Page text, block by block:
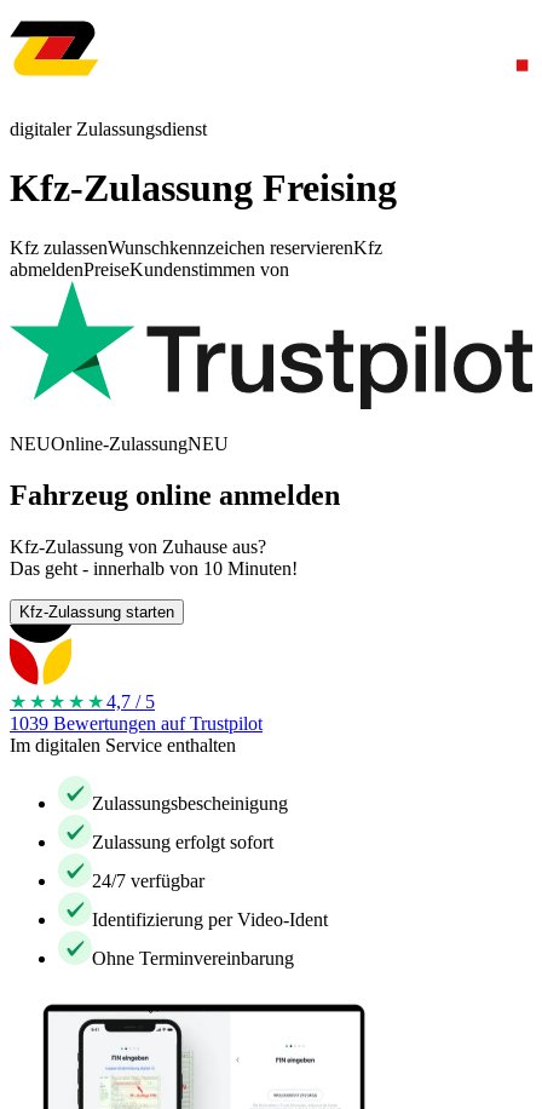
digitaler Zulassungsdienst
Kfz-Zulassung Freising
Kfz zulassenWunschkennzeichen reservierenKfz
abmeldenPreiseKundenstimmen von
NEUOnline-ZulassungNEU
Fahrzeug online anmelden
Kfz-Zulassung von Zuhause aus?
Das geht - innerhalb von 10 Minuten!
Kfz-Zulassung starten
★★★★ ★4,7 / 5
1039 Bewertungen auf Trustpilot
Im digitalen Service enthalten
Zulassungsbescheinigung
Zulassung erfolgt sofort
24/7 verfügbar
Identifizierung per Video-Ident
Ohne Terminvereinbarung